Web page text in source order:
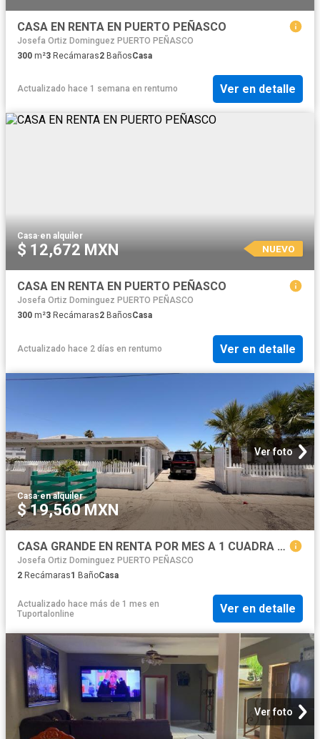
CASA EN RENTA EN PUERTO PEÑASCO
Josefa Ortiz Dominguez PUERTO PEÑASCO
300 m²3 Recámaras2 BañosCasa
Actualizado hace 1 semana en rentumo Ver en detalle
Casa·en alquiler
$ 12,672 MXN NUEVO
CASA EN RENTA EN PUERTO PEÑASCO
Josefa Ortiz Dominguez PUERTO PEÑASCO
300 m²3 Recámaras2 BañosCasa
Actualizado hace 2 días en rentumo Ver en detalle
Ver foto
Casa·en alquiler
$ 19,560 MXN
CASA GRANDE EN RENTA POR MES A 1 CUADRA DE LA PLAYA BONITA PUERTO PENASCO
Josefa Ortiz Dominguez PUERTO PEÑASCO
2 Recámaras1 BañoCasa
Actualizado hace más de 1 mes en
Tuportalonline
Ver en detalle
Ver foto